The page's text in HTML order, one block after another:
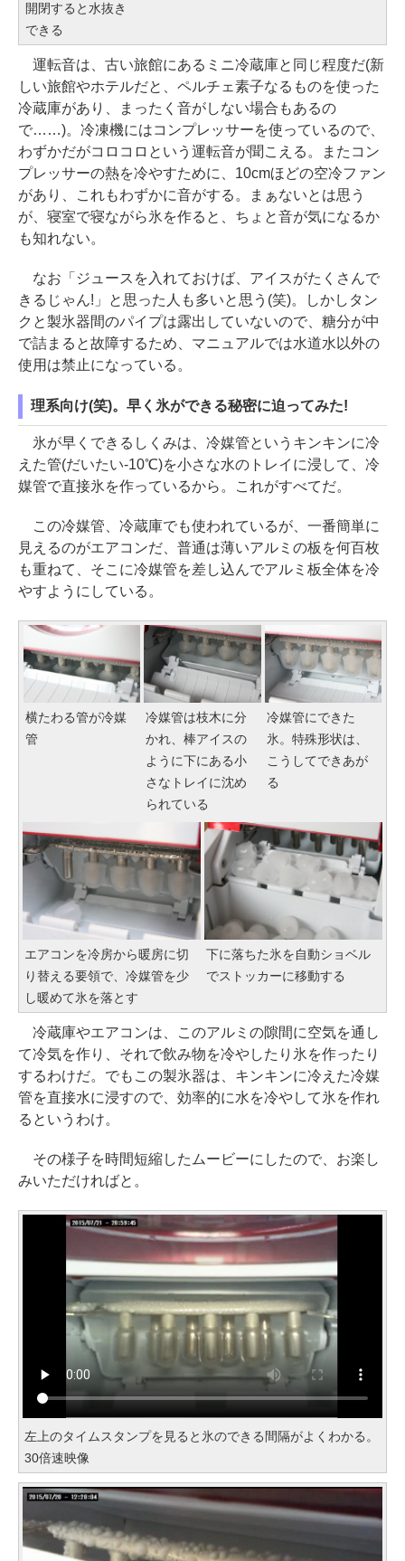
開閉すると水抜き
できる
運転音は、古い旅館にあるミニ冷蔵庫と同じ程度だ(新
しい旅館やホテルだと、ペルチェ素子なるものを使った
冷蔵庫があり、まったく音がしない場合もあるの
で……)。冷凍機にはコンプレッサーを使っているので、
わずかだがコロコロという運転音が聞こえる。またコン
プレッサーの熱を冷やすために、10cmほどの空冷ファン
があり、これもわずかに音がする。まぁないとは思う
が、寝室で寝ながら氷を作ると、ちょと音が気になるか
も知れない。
なお「ジュースを入れておけば、アイスがたくさんで
きるじゃん!」と思った人も多いと思う(笑)。しかしタン
クと製氷器間のパイプは露出していないので、糖分が中
で詰まると故障するため、マニュアルでは水道水以外の
使用は禁止になっている。
理系向け(笑)。早く氷ができる秘密に迫ってみた!
氷が早くできるしくみは、冷媒管というキンキンに冷
えた管(だいたい-10℃)を小さな水のトレイに浸して、冷
媒管で直接氷を作っているから。これがすべてだ。
この冷媒管、冷蔵庫でも使われているが、一番簡単に
見えるのがエアコンだ、普通は薄いアルミの板を何百枚
も重ねて、そこに冷媒管を差し込んでアルミ板全体を冷
やすようにしている。
横たわる管が冷媒
管
冷媒管は枝木に分
かれ、棒アイスの
ように下にある小
さなトレイに沈め
られている
冷媒管にできた
氷。特殊形状は、
こうしてできあが
る
エアコンを冷房から暖房に切
り替える要領で、冷媒管を少
し暖めて氷を落とす
下に落ちた氷を自動ショベル
でストッカーに移動する
冷蔵庫やエアコンは、このアルミの隙間に空気を通し
て冷気を作り、それで飲み物を冷やしたり氷を作ったり
するわけだ。でもこの製氷器は、キンキンに冷えた冷媒
管を直接水に浸すので、効率的に水を冷やして氷を作れ
るというわけ。
その様子を時間短縮したムービーにしたので、お楽し
みいただければと。
左上のタイムスタンプを見ると氷のできる間隔がよくわかる。
30倍速映像